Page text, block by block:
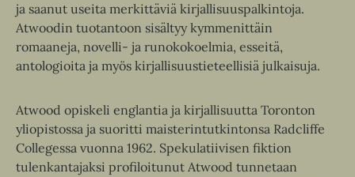
ja saanut useita merkittäviä kirjallisuuspalkintoja.
Atwoodin tuotantoon sisältyy kymmenittäin
romaaneja, novelli- ja runokokoelmia, esseitä,
antologioita ja myös kirjallisuustieteellisiä julkaisuja.
Atwood opiskeli englantia ja kirjallisuutta Toronton
yliopistossa ja suoritti maisterintutkintonsa Radcliffe
Collegessa vuonna 1962. Spekulatiivisen fiktion
tulenkantajaksi profiloitunut Atwood tunnetaan